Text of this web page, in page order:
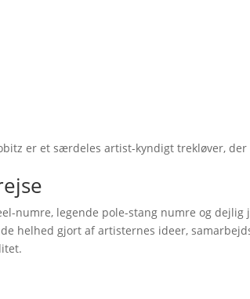
er et særdeles artist-kyndigt trekløver,
numre, legende pole-stang numre og
helhed gjort af artisternes ideer,